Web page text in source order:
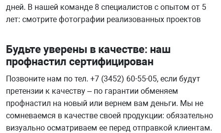
дней. В нашей команде 8 специалистов с опытом от 5
лет: смотрите фотографии реализованных проектов
Будьте уверены в качестве: наш
профнастил сертифицирован
Позвоните нам по тел. +7 (3452) 60-55-05, если будут
претензии к качеству – по гарантии обменяем
профнастил на новый или вернем вам деньги. Мы не
сомневаемся в качестве своей продукции: обязательно
визуально осматриваем ее перед отправкой клиентам.